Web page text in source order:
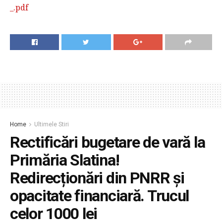
_.pdf
Home Ultimele Stiri
Rectificări bugetare de vară la
Primăria Slatina!
Redirecționări din PNRR și
opacitate financiară. Trucul
celor 1000 lei